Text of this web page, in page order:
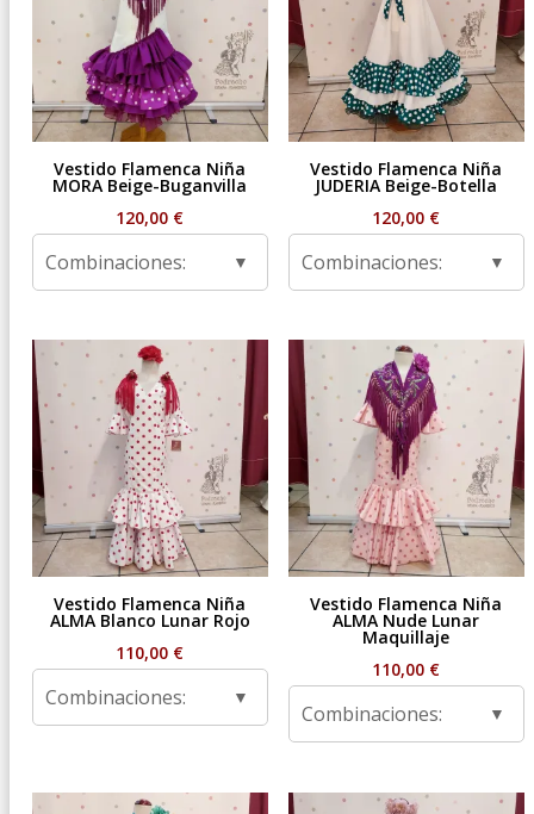
Vestido Flamenca Niña
MORA Beige-Buganvilla
120,00 €
Combinaciones:
Vestido Flamenca Niña
JUDERIA Beige-Botella
120,00 €
Combinaciones:
Vestido Flamenca Niña
ALMA Blanco Lunar Rojo
110,00 €
Combinaciones:
Vestido Flamenca Niña
ALMA Nude Lunar
Maquillaje
110,00 €
Combinaciones: